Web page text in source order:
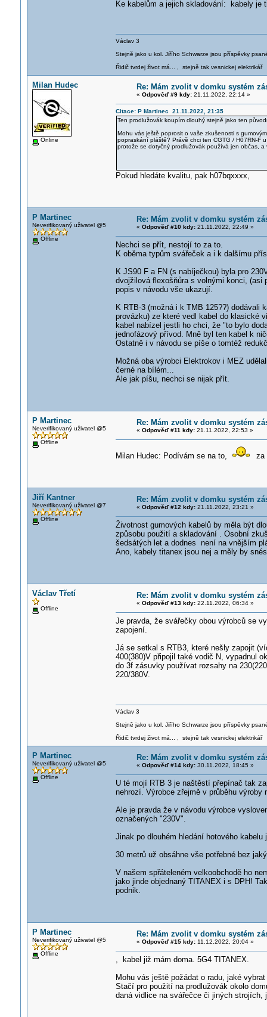
Ke kabelům a jejich skladování: kabely je
Václav 3
Stejně jako u kol. Jiřího Schwarze jsou příspěvky
Řidič tvrdej život má... , stejně tak vesnickej elektrikář
Milan Hudec
Online
Re: Mám zvolit v domku systém
« Odpověď #9 kdy:21.11.2022, 22:14 »
Citace: P Martinec 21.11.2022, 21:35
Ten prodlužovák koupím dlouhý stejně jako ten
Mohu vás ještě poprosit o vaše zkušenosti s
popraskání pláště? Právě chci ten CGTG / H07RN-F
protože se dotyčný prodlužovák používá jen občas,
Pokud hledáte kvalitu, pak h07bqxxxx,
P Martinec
Neverifikovaný uživatel @5
Offline
Re: Mám zvolit v domku systém
« Odpověď #10 kdy:21.11.2022, 22:49 »
Nechci se přít, nestojí to za to.
K oběma typům svářeček a i k dalšímu
K JS90 F a FN (s nabíječkou) byla pro
dvojžilová flexošňůra s volnými konci, (asi
popis v návodu vše ukazují.
K RTB-3 (možná i k TMB 125??) dodávali
provázku) ze které vedl kabel do klasické
kabel nabízel jestli ho chci, že "to bylo
jednofázový přívod. Mně byl ten kabel k
Ostatně i v návodu se píše o tomtéž
Možná oba výrobci Elektrokov i MEZ
černé na bílém...
Ale jak píšu, nechci se nijak přít.
P Martinec
Neverifikovaný uživatel @5
Offline
Re: Mám zvolit v domku systém
« Odpověď #11 kdy:21.11.2022, 22:53 »
Milan Hudec: Podívám se na to, za
Jiří Kantner
Neverifikovaný uživatel @7
Offline
Re: Mám zvolit v domku systém
« Odpověď #12 kdy:21.11.2022, 23:21 »
Životnost gumových kabelů by měla být
způsobu použití a skladování . Osobní
šedsátých let a dodnes není na vnějším
Ano, kabely titanex jsou nej a měly by
Václav Třetí
Offline
Re: Mám zvolit v domku systém
« Odpověď #13 kdy:22.11.2022, 06:34 »
Je pravda, že svářečky obou výrobců se
zapojení.
Já se setkal s RTB3, které nešly zapojit
400(380)V připojil také vodič N, vypadnul
do 3f zásuvky používat rozsahy na
220/380V.
Václav 3
Stejně jako u kol. Jiřího Schwarze jsou příspěvky
Řidič tvrdej život má... , stejně tak vesnickej elektrikář
P Martinec
Neverifikovaný uživatel @5
Offline
Re: Mám zvolit v domku systém
« Odpověď #14 kdy:30.11.2022, 18:45 »
U té mojí RTB 3 je naštěstí přepínač tak
nehrozí. Výrobce zřejmě v průběhu
Ale je pravda že v návodu výrobce
označených "230V".
Jinak po dlouhém hledání hotového
30 metrů už obsáhne vše potřebné bez
V našem spřáteleném velkoobchodě ho
jako jinde objednaný TITANEX i s DPH!
podnik.
P Martinec
Neverifikovaný uživatel @5
Offline
Re: Mám zvolit v domku systém
« Odpověď #15 kdy:11.12.2022, 20:04 »
, kabel již mám doma. 5G4 TITANEX.
Mohu vás ještě požádat o radu, jaké
Stačí pro použití na prodlužovák okolo
daná vidlice na svářečce či jiných strojích,